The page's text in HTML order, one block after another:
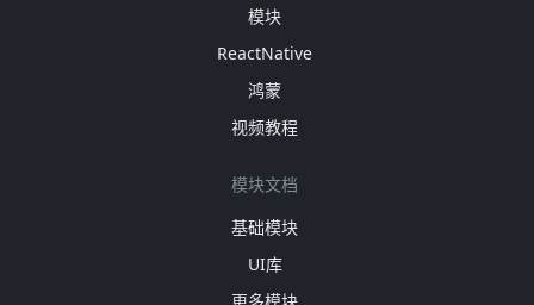
模块
ReactNative
鸿蒙
视频教程
模块文档
基础模块
UI库